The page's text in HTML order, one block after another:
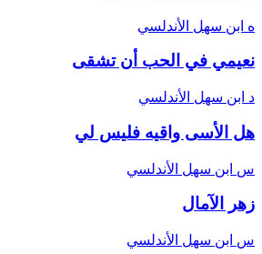
ه ابن سهل الأندلسي
نعيمي في الحب أن تشقى
د ابن سهل الأندلسي
هل الأسى واقيه فليس لي
س ابن سهل الأندلسي
زهر الآمال
س ابن سهل الأندلسي